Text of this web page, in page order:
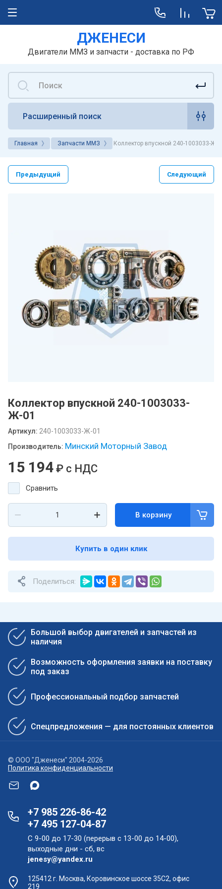
ДЖЕНЕСИ
Двигатели ММЗ и запчасти - доставка по РФ
Расширенный поиск
Главная Запчасти ММЗ Коллектор впускной 240-1003033-Ж-
Предыдущий Следующий
Коллектор впускной 240-1003033-
Ж-01
Артикул: 240-1003033-Ж-01
Производитель: Минский Моторный Завод
15 194 ₽ с НДС
Сравнить
В корзину
Купить в один клик
Поделиться:
Большой выбор двигателей и запчастей из
наличия
Возможность оформления заявки на поставку
под заказ
Профессиональный подбор запчастей
Спецпредложения — для постоянных клиентов
© ООО "Дженеси" 2004-2026
Политика конфиденциальности
+7 985 226-86-42
+7 495 127-04-87
С 9-00 до 17-30 (перерыв с 13-00 до 14-00),
выходные дни - сб, вс
jenesy@yandex.ru
125412 г. Москва, Коровинское шоссе 35С2, офис
219